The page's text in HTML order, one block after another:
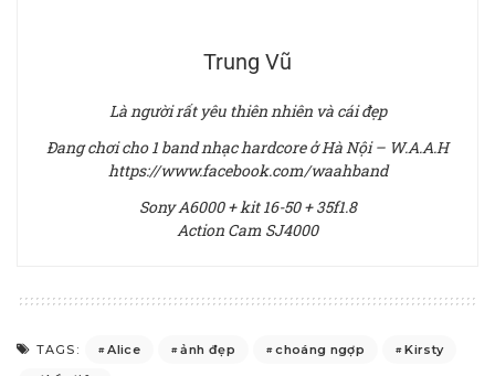
Trung Vũ
Là người rất yêu thiên nhiên và cái đẹp
Đang chơi cho 1 band nhạc hardcore ở Hà Nội – W.A.A.H
https://www.facebook.com/waahband
Sony A6000 + kit 16-50 + 35f1.8
Action Cam SJ4000
TAGS: Alice ảnh đẹp choáng ngợp
Kirsty